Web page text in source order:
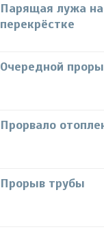
Парящая лужа на
перекрёстке
Очередной
Прорвало
Прорыв трубы